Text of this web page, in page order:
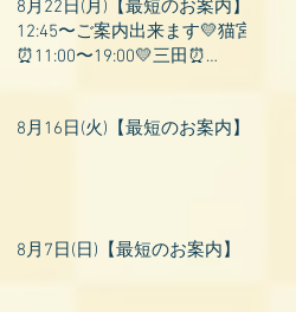
8月22日(月)【最短のお案内】
12:45〜ご案内出来ます💛猫宮
⏰11:00〜19:00💛三田⏰
8月16日(火)【最短のお案内】
8月7日(日)【最短のお案内】